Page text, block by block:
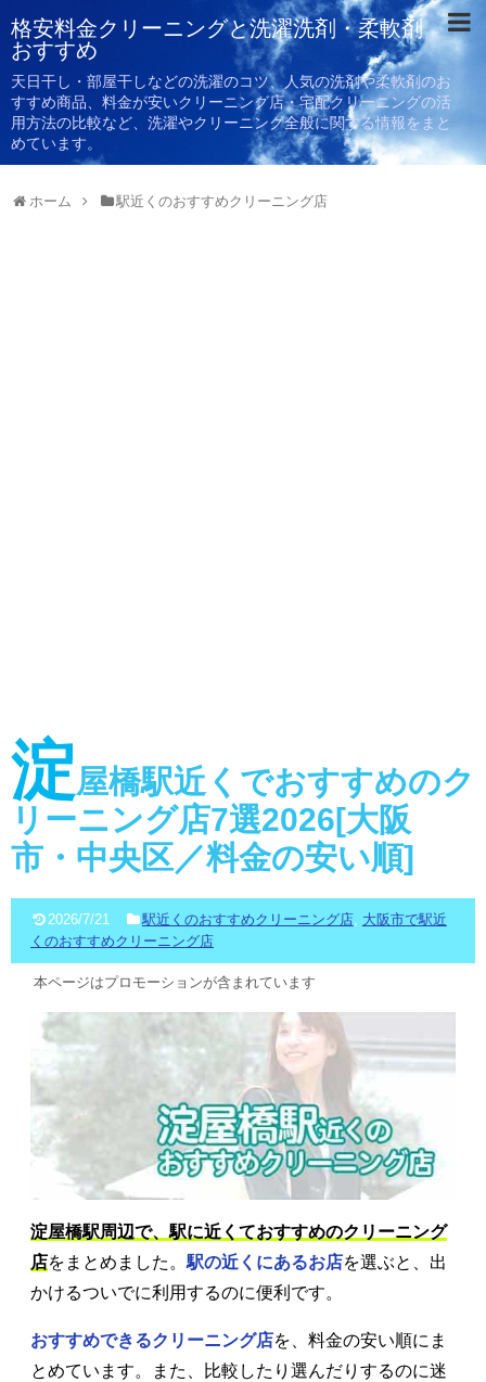
格安料金クリーニングと洗濯洗剤・柔軟剤
おすすめ
天日干し・部屋干しなどの洗濯のコツ、人気の洗剤や柔軟剤のお
すすめ商品、料金が安いクリーニング店・宅配クリーニングの活
用方法の比較など、洗濯やクリーニング全般に関する情報をまと
めています。
ホーム 駅近くのおすすめクリーニング店
淀屋橋駅近くでおすすめのク
リーニング店7選2026[大阪
市・中央区／料金の安い順]
2026/7/21 駅近くのおすすめクリーニング店, 大阪市で駅近
くのおすすめクリーニング店
本ページはプロモーションが含まれています
淀屋橋駅周辺で、駅に近くておすすめのクリーニング
店をまとめました。 駅の近くにあるお店を選ぶと、出
かけるついでに利用するのに便利です。
おすすめできるクリーニング店を、料金の安い順にま
とめています。また、比較したり選んだりするのに迷